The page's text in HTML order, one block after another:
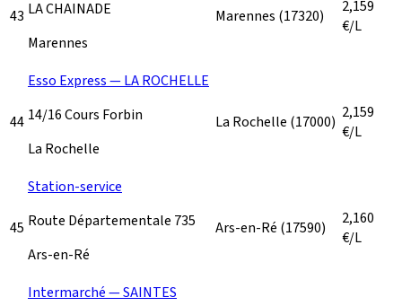
43 LA CHAINADE
Marennes
Marennes (17320)
2,159
€/L
44
Esso Express — LA ROCHELLE
14/16 Cours Forbin
La Rochelle
La Rochelle (17000) 2,159
€/L
45
Station-service
Route Départementale 735
Ars-en-Ré
Ars-en-Ré (17590)
2,160
€/L
Intermarché — SAINTES